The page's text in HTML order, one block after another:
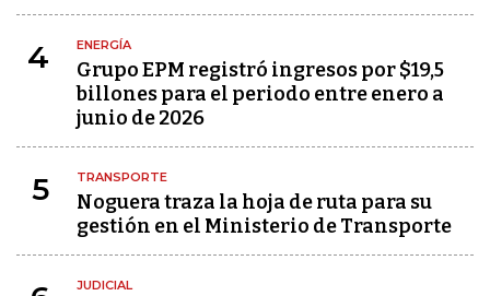
4 ENERGÍA
Grupo EPM registró ingresos por $19,5
billones para el periodo entre enero a
junio de 2026
5 TRANSPORTE
Noguera traza la hoja de ruta para su
gestión en el Ministerio de Transporte
JUDICIAL